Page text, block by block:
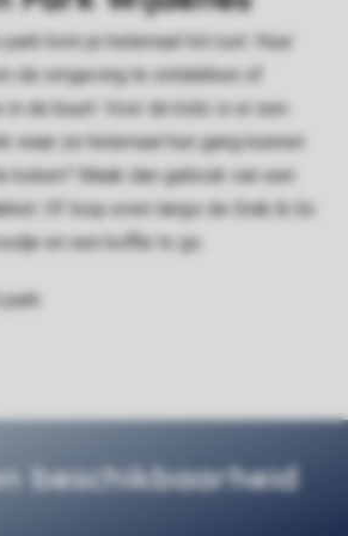
kom je helemaal tot rust. Huur
de omgeving te ontdekken of
de buurt. Voor de kids is er een
waar ze helemaal hun gang kunnen
koken? Maak dan gebruik van een
Of loop even langs de Grab & Go
en een koffie to go.
park
beschikbaarheid